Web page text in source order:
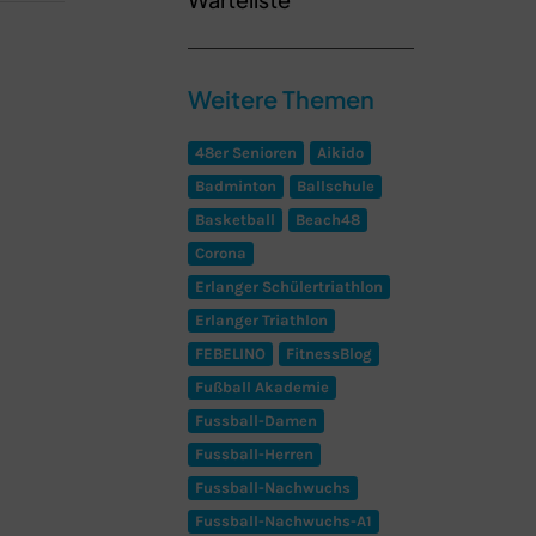
Weitere Themen
48er Senioren
Aikido
Badminton
Ballschule
Basketball
Beach48
Corona
Erlanger Schülertriathlon
Erlanger Triathlon
FEBELINO
FitnessBlog
Fußball Akademie
Fussball-Damen
Fussball-Herren
Fussball-Nachwuchs
Fussball-Nachwuchs-A1